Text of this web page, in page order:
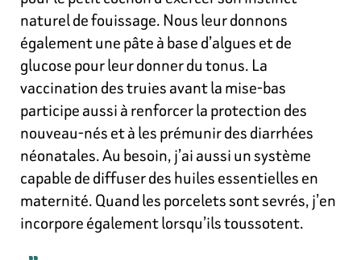
naturel de fouissage. Nous leur donnons
également une pâte à base d’algues et de
glucose pour leur donner du tonus. La
vaccination des truies avant la mise-bas
participe aussi à renforcer la protection des
nouveau-nés et à les prémunir des diarrhées
néonatales. Au besoin, j’ai aussi un système
capable de diffuser des huiles essentielles en
maternité. Quand les porcelets sont sevrés, j’en
incorpore également lorsqu’ils toussotent.